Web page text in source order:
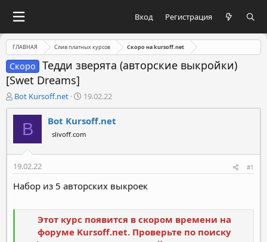
Вход Регистрация
ГЛАВНАЯ Слив платных курсов Скоро на kursoff.net
Скоро
Тедди зверята (авторские выкройки)
[Swet Dreams]
А
в
т
м
ы
Bot Kursoff.net
Д
а
т
а
н
а
а
19.02.22
B Bot Kursoff.net
slivoff.com
19.02.22 #1
Набор из 5 авторских выкроек
Этот курс появится в скором времени на
форуме Kursoff.net. Проверьте по поиску